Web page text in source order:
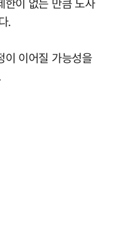
.
이어질 가능성을